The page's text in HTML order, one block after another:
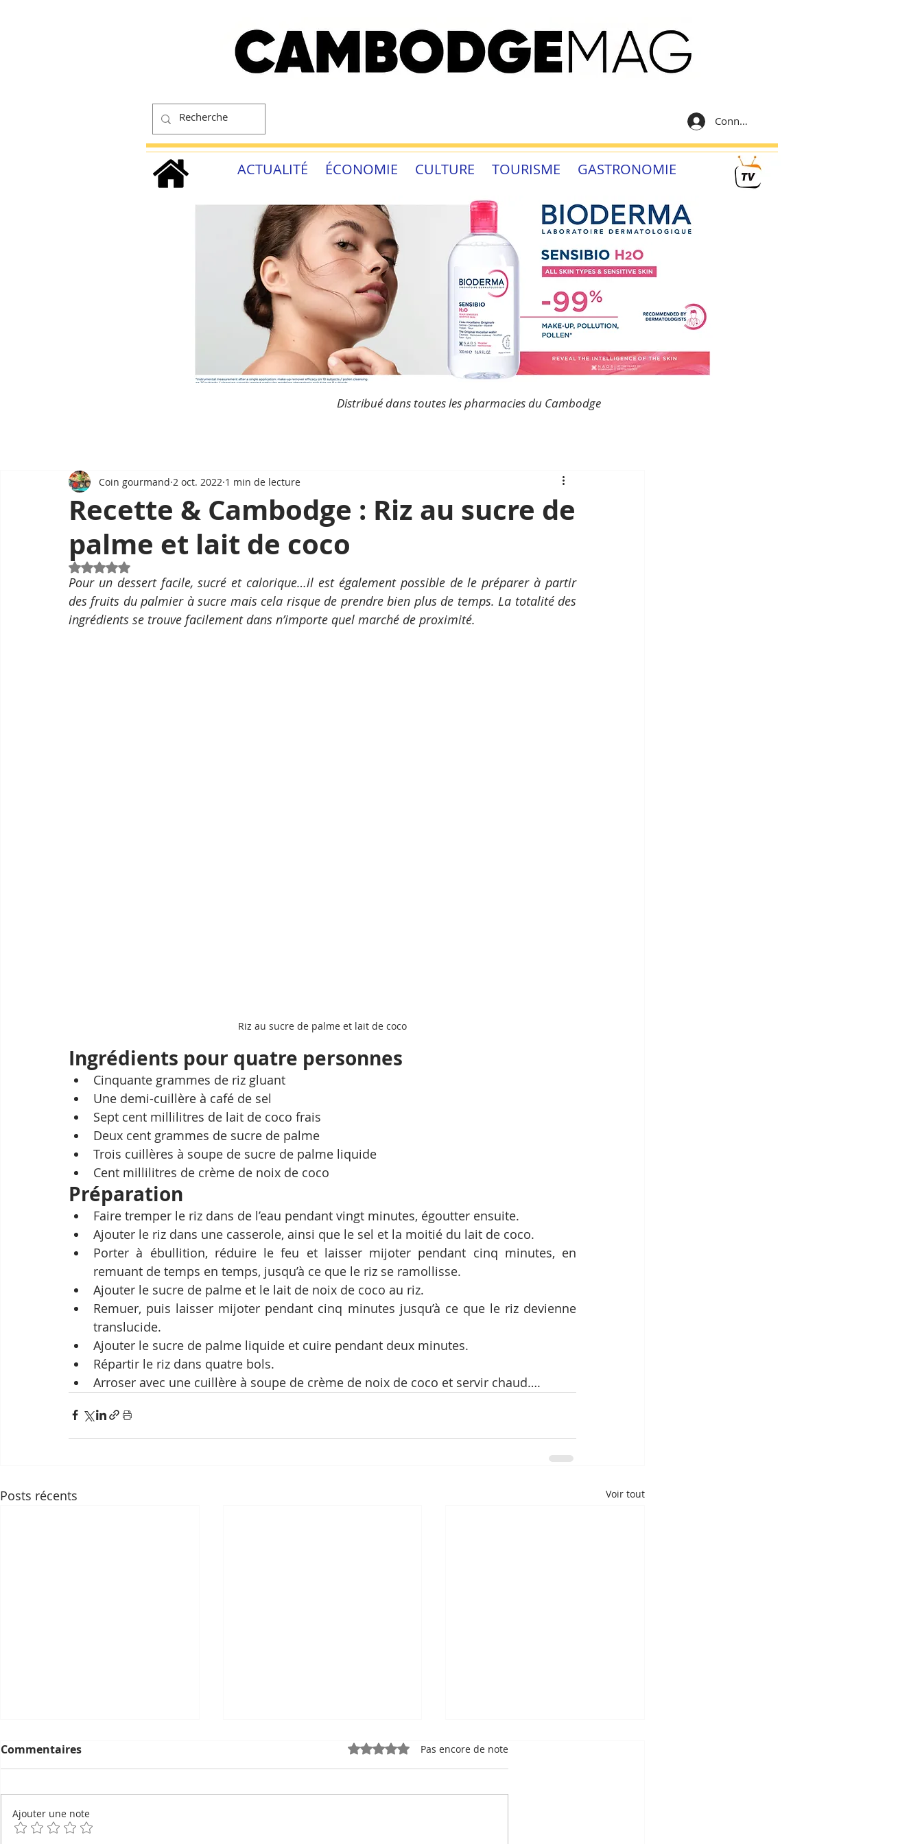
Connexion
ACTUALITÉ ÉCONOMIE CULTURE TOURISME GASTRONOMIE
Distribué dans toutes les pharmacies du Cambodge
Recette & Cambodge : Riz au sucre de
palme et lait de coco
Coin gourmand 2 oct. 2022 1 min de lecture
Noté NaN étoiles sur 5.
Pour un dessert facile, sucré et calorique…il est également possible de le préparer à partir
des fruits du palmier à sucre mais cela risque de prendre bien plus de temps. La totalité des
ingrédients se trouve facilement dans n’importe quel marché de proximité.
Riz au sucre de palme et lait de coco
Ingrédients pour quatre personnes
Cinquante grammes de riz gluant
Une demi-cuillère à café de sel
Sept cent millilitres de lait de coco frais
Deux cent grammes de sucre de palme
Trois cuillères à soupe de sucre de palme liquide
Cent millilitres de crème de noix de coco
Préparation
Faire tremper le riz dans de l’eau pendant vingt minutes, égoutter ensuite.
Ajouter le riz dans une casserole, ainsi que le sel et la moitié du lait de coco.
Porter à ébullition, réduire le feu et laisser mijoter pendant cinq minutes, en
remuant de temps en temps, jusqu’à ce que le riz se ramollisse.
Ajouter le sucre de palme et le lait de noix de coco au riz.
Remuer, puis laisser mijoter pendant cinq minutes jusqu’à ce que le riz devienne
translucide.
Ajouter le sucre de palme liquide et cuire pendant deux minutes.
Répartir le riz dans quatre bols.
Arroser avec une cuillère à soupe de crème de noix de coco et servir chaud….
Posts récents Voir tout
Commentaires Noté 0 étoile sur 5.Pas encore de note
Ajouter une note